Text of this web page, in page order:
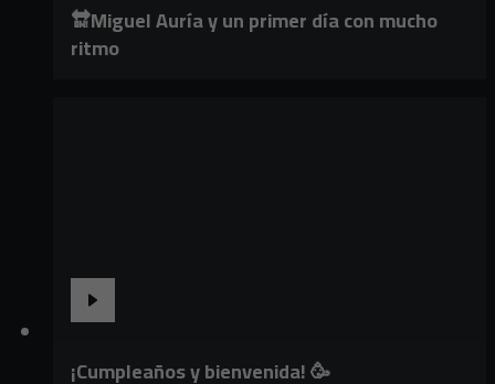
🔛Miguel Auría y un primer día con mucho
ritmo
¡Cumpleaños y bienvenida! 🥳